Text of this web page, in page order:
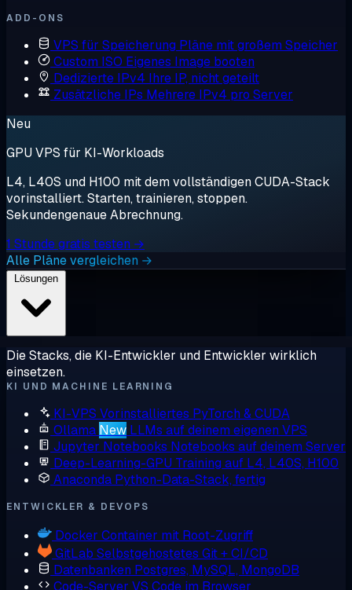
ADD-ONS
VPS für Speicherung Pläne mit großem Speicher
Custom ISO Eigenes Image booten
Dedizierte IPv4 Ihre IP, nicht geteilt
Zusätzliche IPs Mehrere IPv4 pro Server
Neu
GPU VPS für KI-Workloads
L4, L40S und H100 mit dem vollständigen CUDA-Stack
vorinstalliert. Starten, trainieren, stoppen.
Sekundengenaue Abrechnung.
1 Stunde gratis testen →
Alle Pläne vergleichen →
Die Stacks, die KI-Entwickler und Entwickler wirklich
einsetzen.
KI UND MACHINE LEARNING
KI-VPS Vorinstalliertes PyTorch & CUDA
Ollama New LLMs auf deinem eigenen VPS
Jupyter Notebooks Notebooks auf deinem Server
Deep-Learning-GPU Training auf L4, L40S, H100
Anaconda Python-Data-Stack, fertig
ENTWICKLER & DEVOPS
Docker Container mit Root-Zugriff
GitLab Selbstgehostetes Git + CI/CD
Datenbanken Postgres, MySQL, MongoDB
Code-Server VS Code im Browser